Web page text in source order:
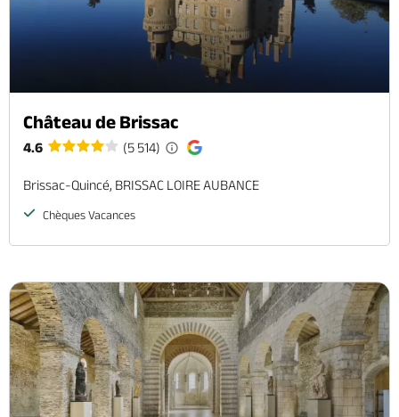
Château de Brissac
4.6 (5 514)
Brissac-Quincé, BRISSAC LOIRE AUBANCE
Chèques Vacances